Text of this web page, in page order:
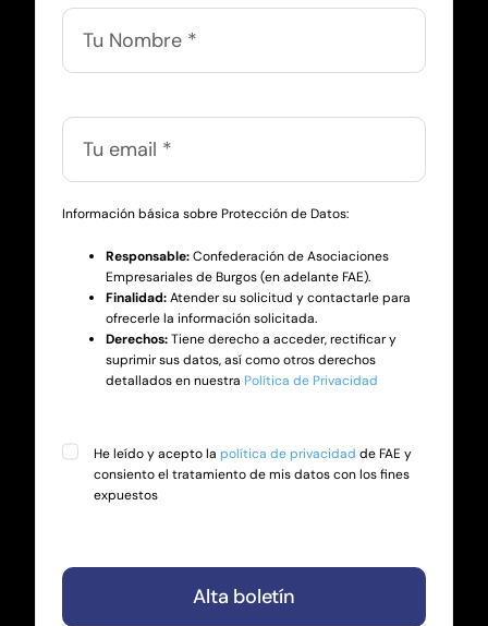
Información básica sobre Protección de Datos:
Responsable:Confederación de Asociaciones
Empresariales de Burgos (en adelante FAE).
Finalidad:Atender su solicitud y contactarle para
ofrecerle la información solicitada.
Derechos:Tiene derecho a acceder, rectificar y
suprimir sus datos, así como otros derechos
detallados en nuestra Política de Privacidad
He leído y acepto la política de privacidad de FAE y
consiento el tratamiento de mis datos con los fines
expuestos
Alta boletín